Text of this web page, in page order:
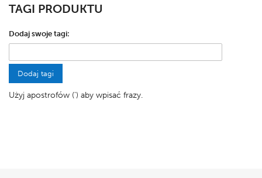
TAGI PRODUKTU
Dodaj swoje tagi:
Dodaj tagi
Użyj apostrofów (') aby wpisać frazy.